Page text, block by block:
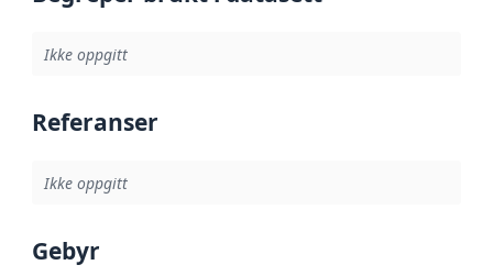
Ikke oppgitt
Referanser
Ikke oppgitt
Gebyr